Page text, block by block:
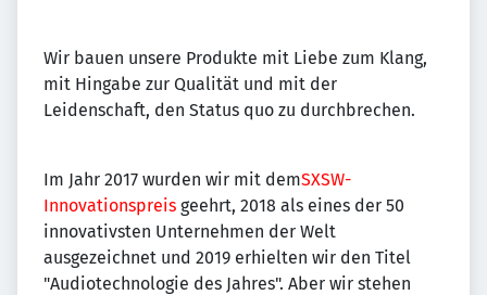
Wir bauen unsere Produkte mit Liebe zum Klang,
mit Hingabe zur Qualität und mit der
Leidenschaft, den Status quo zu durchbrechen.
Im Jahr 2017 wurden wir mit demSXSW-
Innovationspreis geehrt, 2018 als eines der 50
innovativsten Unternehmen der Welt
ausgezeichnet und 2019 erhielten wir den Titel
"Audiotechnologie des Jahres". Aber wir stehen